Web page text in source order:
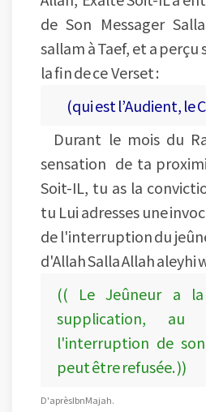
de Son Messager
sallam à Taef, et a perçu
la fin de ce Verset :
(qui est l’Audient, le
Durant le mois du
sensation de ta
Soit-IL, tu as la
tu Lui adresses une
de l'interruption du
d'Allah Salla Allah aleyhi
(( Le Jeûneur a
supplication, au
l'interruption de
peut être refusée. ))
D'après Ibn Majah.